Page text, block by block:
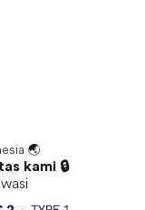
🌏
kami 🔒